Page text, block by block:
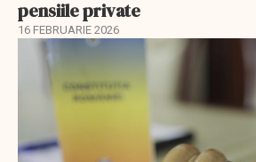
pensiile private
16 FEBRUARIE 2026